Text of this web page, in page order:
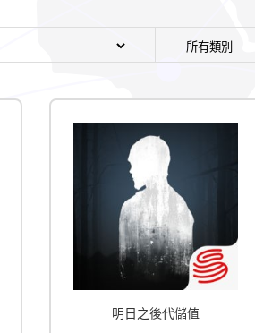
明日之後代儲值